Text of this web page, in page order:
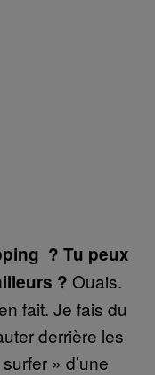
? Tu peux
? Ouais.
fait. Je fais du
derrière les
» d’une